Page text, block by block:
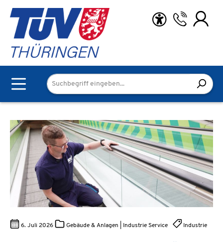
Zum Hauptinhalt springen
6. Juli 2026 Gebäude & Anlagen | Industrie Service Industrie